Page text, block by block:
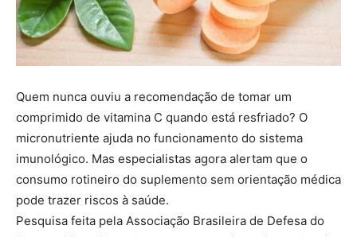
Quem nunca ouviu a recomendação de tomar um
comprimido de vitamina C quando está resfriado? O
micronutriente ajuda no funcionamento do sistema
imunológico. Mas especialistas agora alertam que o
consumo rotineiro do suplemento sem orientação médica
pode trazer riscos à saúde.
Pesquisa feita pela Associação Brasileira de Defesa do